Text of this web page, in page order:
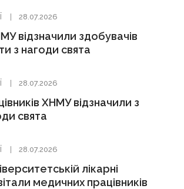
28.07.2026
відзначили здобувачів
з нагоди свята
28.07.2026
ХНМУ відзначили з
свята
28.07.2026
лікарні
медичних працівників